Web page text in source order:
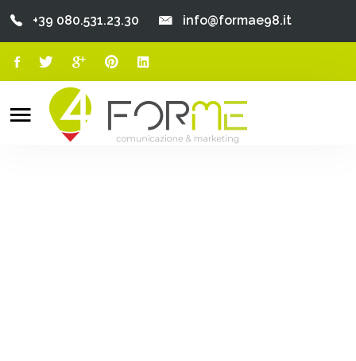
Chi Siamo
+39 080.531.23.30 info@formae98.it
Search